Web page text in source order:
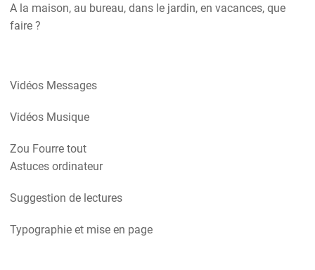
A la maison, au bureau, dans le jardin, en vacances, que
faire ?
Vidéos Messages
Vidéos Musique
Zou Fourre tout
Astuces ordinateur
Suggestion de lectures
Typographie et mise en page